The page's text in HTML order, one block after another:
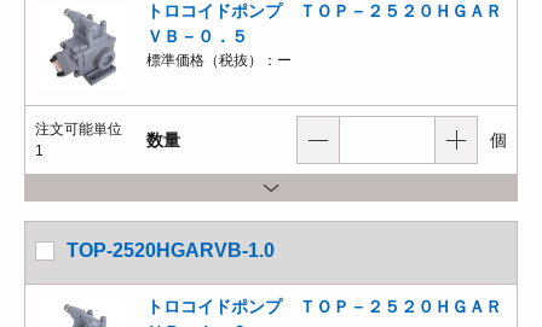
トロコイドポンプ ＴＯＰ－２５２０ＨＧＡＲ
ＶＢ－０．５
標準価格（税抜）： ー
注文可能単位
1
数量 個
TOP-2520HGARVB-1.0
トロコイドポンプ ＴＯＰ－２５２０ＨＧＡＲ